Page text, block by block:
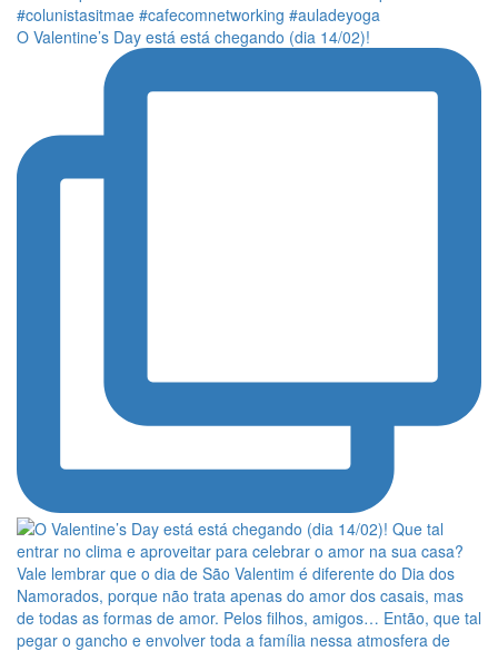
O Valentine’s Day está está chegando (dia 14/02)!